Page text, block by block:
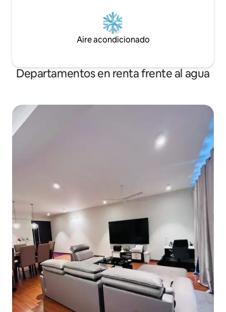
Aire acondicionado
Departamentos en renta frente al agua